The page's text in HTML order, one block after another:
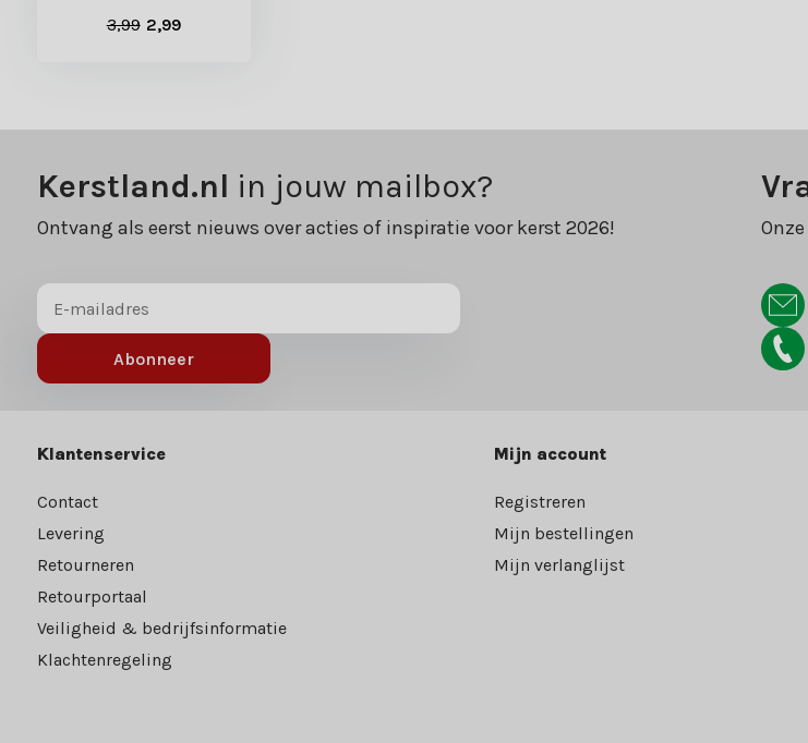
3,99 2,99
Kerstland.nl in jouw mailbox?
Ontvang als eerst nieuws over acties of inspiratie voor kerst 2026!
Abonneer
Klantenservice
Contact
Levering
Retourneren
Retourportaal
Veiligheid & bedrijfsinformatie
Klachtenregeling
Mijn account
Registreren
Mijn bestellingen
Mijn verlanglijst